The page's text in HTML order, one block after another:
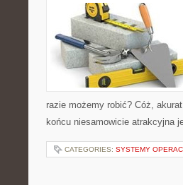
razie możemy robić? Cóż,
końcu niesamowicie atrakcyjna
CATEGORIES: SYSTEMY